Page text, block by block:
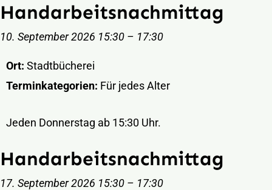
Handarbeitsnachmittag
10. September 2026 15:30 – 17:30
Ort: Stadtbücherei
Terminkategorien: Für jedes Alter
Jeden Donnerstag ab 15:30 Uhr.
Handarbeitsnachmittag
17. September 2026 15:30 – 17:30